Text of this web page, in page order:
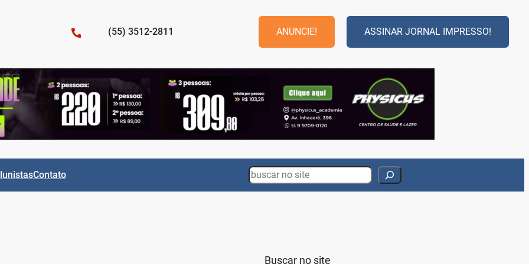
(55) 3512-2811 ANUNCIE! ASSINAR JORNAL IMPRESSO!
Contato Search
Buscar no site